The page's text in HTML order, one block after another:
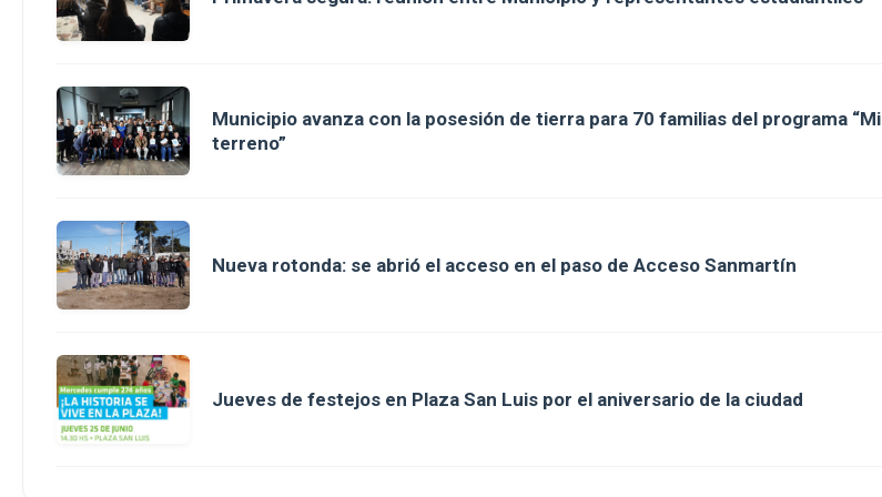
Municipio avanza con la posesión de tierra para 70 familias del programa “Mi
terreno”
Nueva rotonda: se abrió el acceso en el paso de Acceso Sanmartín
Jueves de festejos en Plaza San Luis por el aniversario de la ciudad